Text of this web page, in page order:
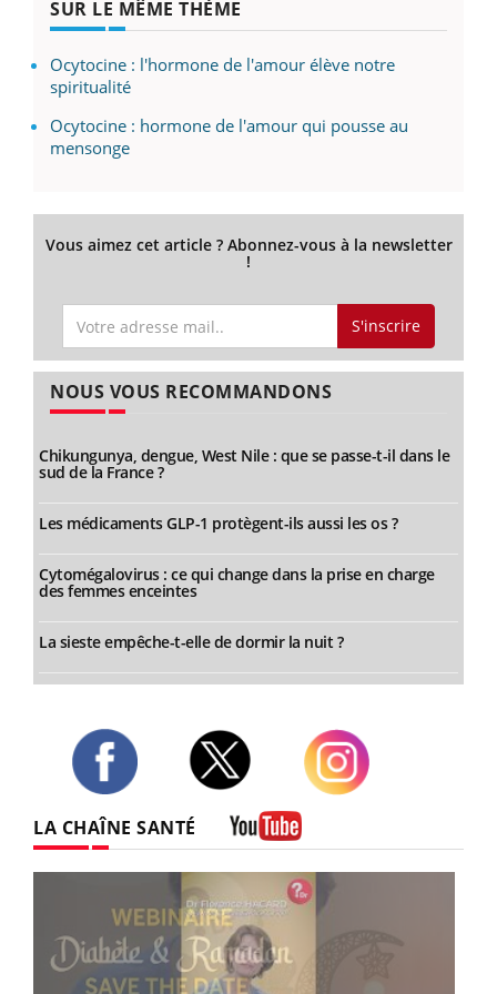
SUR LE MÊME THÈME
Ocytocine : l'hormone de l'amour élève notre
spiritualité
Ocytocine : hormone de l'amour qui pousse au
mensonge
Vous aimez cet article ? Abonnez-vous à la newsletter
!
S'inscrire
NOUS VOUS RECOMMANDONS
Chikungunya, dengue, West Nile : que se passe-t-il dans le
sud de la France ?
Les médicaments GLP-1 protègent-ils aussi les os ?
Cytomégalovirus : ce qui change dans la prise en charge
des femmes enceintes
La sieste empêche-t-elle de dormir la nuit ?
LA CHAÎNE SANTÉ